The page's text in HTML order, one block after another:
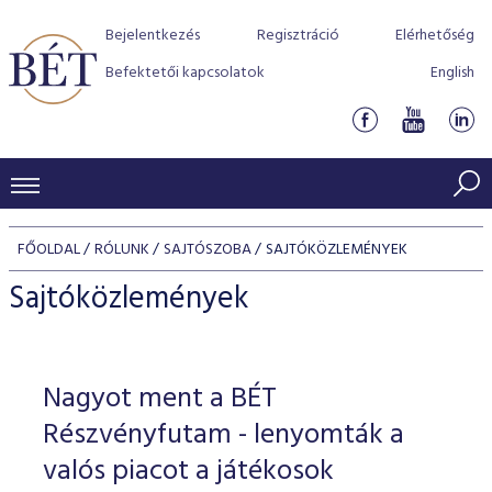
Bejelentkezés Regisztráció
Elérhetőség
Befektetői kapcsolatok
English
KERESKEDÉSI ADATOK
INDEXEK
Jelzáloglevél indexek
Vállalati kötvény indexek
Azonnali Piac
Részvények
Származékos piac
BEFEKTETŐK
Részvény szekció
Hitelpapír szekció
BÉT szabályzatok
Befektetővédelem
Alkalmazott díjstruktúra
Elszámolás
Részvény és vállalati kötvény tőzsdei bevezetését
program
BÉT Xtend - Részvénypiac egyszerűen
TŐZSDETAGOK
Tőzsdetagok, üzletkötők
VENDOROK
FŐOLDAL RÓLUNK SAJTÓSZOBA SAJTÓKÖZLEMÉNYEK
Sajtóközlemények
Nagyot ment a BÉT
Részvényfutam - lenyomták a
valós piacot a játékosok